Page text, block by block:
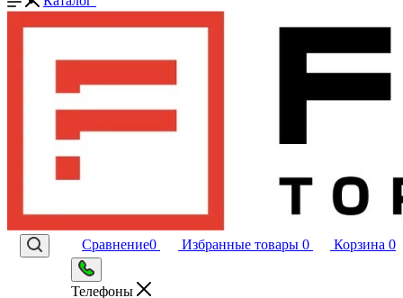
Сравнение0 Избранные товары 0 Корзина 0
Телефоны